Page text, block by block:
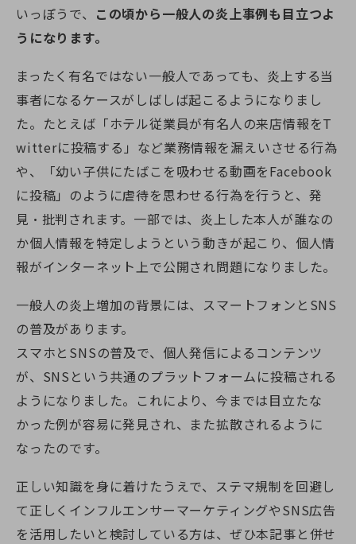
いっぽうで、 この頃から一般人の炎上事例も目立つよ
うになります。
まったく有名ではない一般人であっても、炎上する当
事者になるケースがしばしば起こるようになりまし
た。たとえば「ホテル従業員が有名人の来店情報をT
witterに投稿する」など業務情報を漏えいさせる行為
や、「幼い子供にたばこを吸わせる動画をFacebook
に投稿」のように虐待を思わせる行為を行うと、発
見・批判されます。一部では、炎上した本人が誰なの
か個人情報を特定しようという動きが起こり、個人情
報がインターネット上で公開され問題になりました。
一般人の炎上増加の背景には、スマートフォンとSNS
の普及があります。
スマホとSNSの普及で、個人発信によるコンテンツ
が、SNSという共通のプラットフォームに投稿される
ようになりました。これにより、今までは目立たな
かった例が容易に発見され、また拡散されるように
なったのです。
正しい知識を身に着けたうえで、ステマ規制を回避し
て正しくインフルエンサーマーケティングやSNS広告
を活用したいと検討している方は、ぜひ本記事と併せ